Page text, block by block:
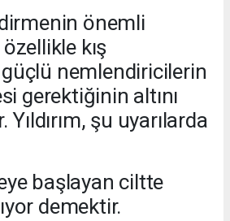
önemli
kış
nemlendiricilerin
gerektiğinin altını
şu uyarılarda
başlayan ciltte
demektir.